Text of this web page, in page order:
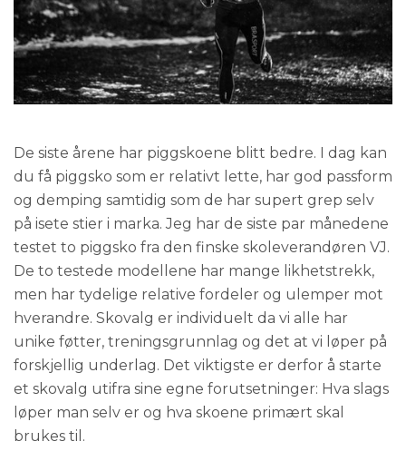
De siste årene har piggskoene blitt bedre. I dag kan
du få piggsko som er relativt lette, har god passform
og demping samtidig som de har supert grep selv
på isete stier i marka. Jeg har de siste par månedene
testet to piggsko fra den finske skoleverandøren VJ.
De to testede modellene har mange likhetstrekk,
men har tydelige relative fordeler og ulemper mot
hverandre. Skovalg er individuelt da vi alle har
unike føtter, treningsgrunnlag og det at vi løper på
forskjellig underlag. Det viktigste er derfor å starte
et skovalg utifra sine egne forutsetninger: Hva slags
løper man selv er og hva skoene primært skal
brukes til.